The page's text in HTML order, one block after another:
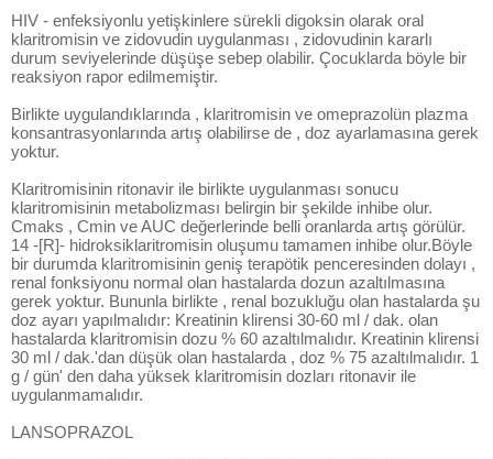
HIV - enfeksiyonlu yetişkinlere sürekli digoksin olarak oral
klaritromisin ve zidovudin uygulanması , zidovudinin kararlı
durum seviyelerinde düşüşe sebep olabilir. Çocuklarda böyle bir
reaksiyon rapor edilmemiştir.
Birlikte uygulandıklarında , klaritromisin ve omeprazolün plazma
konsantrasyonlarında artış olabilirse de , doz ayarlamasına gerek
yoktur.
Klaritromisinin ritonavir ile birlikte uygulanması sonucu
klaritromisinin metabolizması belirgin bir şekilde inhibe olur.
Cmaks , Cmin ve AUC değerlerinde belli oranlarda artış görülür.
14 -[R]- hidroksiklaritromisin oluşumu tamamen inhibe olur.Böyle
bir durumda klaritromisinin geniş terapötik penceresinden dolayı ,
renal fonksiyonu normal olan hastalarda dozun azaltılmasına
gerek yoktur. Bununla birlikte , renal bozukluğu olan hastalarda şu
doz ayarı yapılmalıdır: Kreatinin klirensi 30-60 ml / dak. olan
hastalarda klaritromisin dozu % 60 azaltılmalıdır. Kreatinin klirensi
30 ml / dak.'dan düşük olan hastalarda , doz % 75 azaltılmalıdır. 1
g / gün' den daha yüksek klaritromisin dozları ritonavir ile
uygulanmamalıdır.
LANSOPRAZOL